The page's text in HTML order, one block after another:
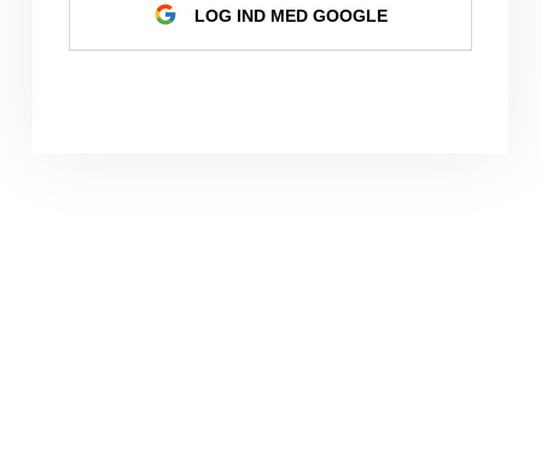
LOG IND MED GOOGLE